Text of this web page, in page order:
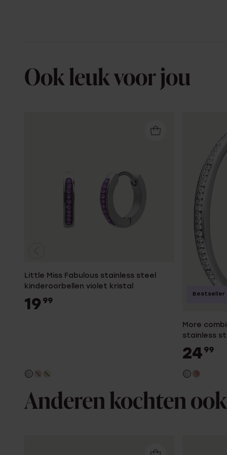
Ook leuk voor jou
Little Miss Fabulous stainless steel
kinderoorbellen violet kristal
19 99
More
stainless
dames
24 99
Bestseller
Anderen kochten ook